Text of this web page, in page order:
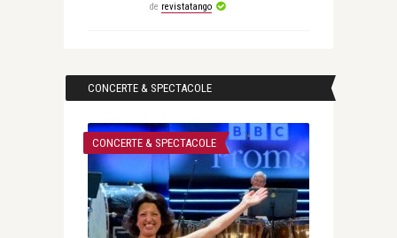
de revistatango
CONCERTE & SPECTACOLE
CONCERTE & SPECTACOLE